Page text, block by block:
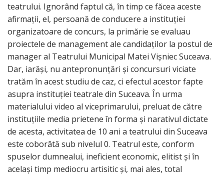
teatrului. Ignorând faptul că, în timp ce făcea aceste
afirmații, el, persoană de conducere a instituției
organizatoare de concurs, la primărie se evaluau
proiectele de management ale candidaților la postul de
manager al Teatrului Municipal Matei Vișniec Suceava.
Dar, iarăși, nu antepronunțări și concursuri viciate
tratăm în acest studiu de caz, ci efectul acestor fapte
asupra instituției teatrale din Suceava. În urma
materialului video al viceprimarului, preluat de către
instituțiile media prietene în forma și narativul dictate
de acesta, activitatea de 10 ani a teatrului din Suceava
este coborâtă sub nivelul 0. Teatrul este, conform
spuselor dumnealui, ineficient economic, elitist și în
același timp mediocru artisitic și, mai ales, total